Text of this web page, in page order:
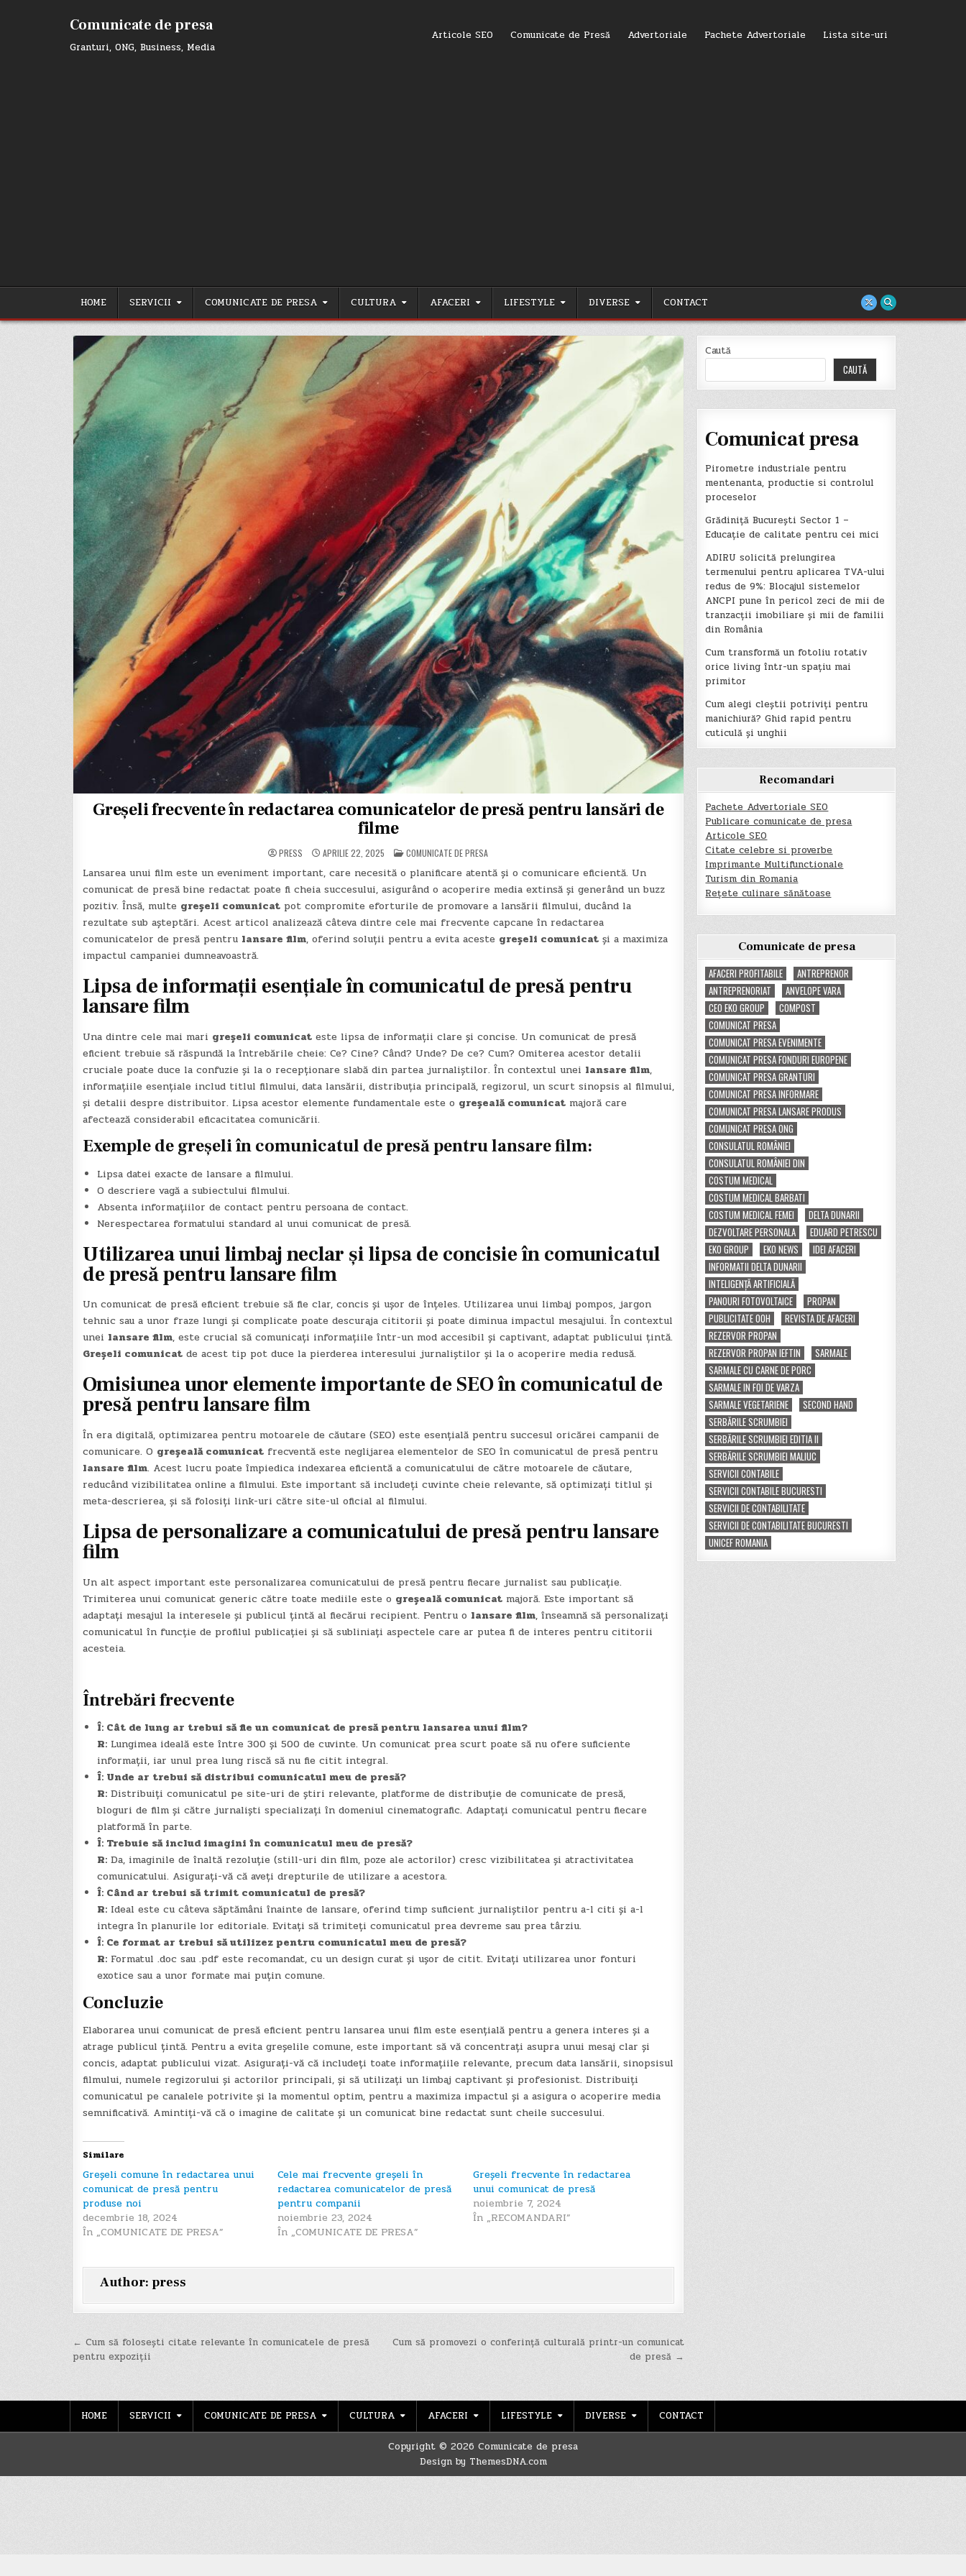
Comunicate de presa
Granturi, ONG, Business, Media
Articole SEO Comunicate de Presă Advertoriale Pachete Advertoriale Lista site-uri
HOME SERVICII COMUNICATE DE PRESA CULTURA AFACERI LIFESTYLE DIVERSE CONTACT
Greșeli frecvente în redactarea comunicatelor de presă pentru lansări de
filme
PRESS APRILIE 22, 2025 POSTED
COMUNICATE DE PRESA
Lansarea unui film este un eveniment important, care necesită o planificare atentă și o comunicare eficientă. Un
comunicat de presă bine redactat poate fi cheia succesului, asigurând o acoperire media extinsă și generând un buzz
pozitiv. Însă, multe greșeli comunicatpot compromite eforturile de promovare a lansării filmului, ducând la
rezultate sub așteptări. Acest articol analizează câteva dintre cele mai frecvente capcane în redactarea
comunicatelor de presă pentru lansare film, oferind soluții pentru a evita aceste greșeli comunicatși a maximiza
impactul campaniei dumneavoastră.
Lipsa de informații esențiale în comunicatul de presă pentru
lansare film
Una dintre cele mai mari greșeli comunicateste lipsa de informații clare și concise. Un comunicat de presă
eficient trebuie să răspundă la întrebările cheie: Ce? Cine? Când? Unde? De ce? Cum? Omiterea acestor detalii
cruciale poate duce la confuzie și la o recepționare slabă din partea jurnaliștilor. În contextul unei lansare film,
informațiile esențiale includ titlul filmului, data lansării, distribuția principală, regizorul, un scurt sinopsis al filmului,
și detalii despre distribuitor. Lipsa acestor elemente fundamentale este o greșeală comunicatmajoră care
afectează considerabil eficacitatea comunicării.
Exemple de greșeli în comunicatul de presă pentru lansare film:
Lipsa datei exacte de lansare a filmului.
O descriere vagă a subiectului filmului.
Absenta informațiilor de contact pentru persoana de contact.
Nerespectarea formatului standard al unui comunicat de presă.
Utilizarea unui limbaj neclar și lipsa de concisie în comunicatul
de presă pentru lansare film
Un comunicat de presă eficient trebuie să fie clar, concis și ușor de înțeles. Utilizarea unui limbaj pompos, jargon
tehnic sau a unor fraze lungi și complicate poate descuraja cititorii și poate diminua impactul mesajului. În contextul
unei lansare film, este crucial să comunicați informațiile într-un mod accesibil și captivant, adaptat publicului țintă.
Greșeli comunicatde acest tip pot duce la pierderea interesului jurnaliștilor și la o acoperire media redusă.
Omisiunea unor elemente importante de SEO în comunicatul de
presă pentru lansare film
În era digitală, optimizarea pentru motoarele de căutare (SEO) este esențială pentru succesul oricărei campanii de
comunicare. O greșeală comunicatfrecventă este neglijarea elementelor de SEO în comunicatul de presă pentru
lansare film. Acest lucru poate împiedica indexarea eficientă a comunicatului de către motoarele de căutare,
reducând vizibilitatea online a filmului. Este important să includeți cuvinte cheie relevante, să optimizați titlul și
meta-descrierea, și să folosiți link-uri către site-ul oficial al filmului.
Lipsa de personalizare a comunicatului de presă pentru lansare
film
Un alt aspect important este personalizarea comunicatului de presă pentru fiecare jurnalist sau publicație.
Trimiterea unui comunicat generic către toate mediile este o greșeală comunicatmajoră. Este important să
adaptați mesajul la interesele și publicul țintă al fiecărui recipient. Pentru o lansare film, înseamnă să personalizați
comunicatul în funcție de profilul publicației și să subliniați aspectele care ar putea fi de interes pentru cititorii
acesteia.
Întrebări frecvente
Î: Cât de lung ar trebui să fie un comunicat de presă pentru lansarea unui film?
R:Lungimea ideală este între 300 și 500 de cuvinte. Un comunicat prea scurt poate să nu ofere suficiente
informații, iar unul prea lung riscă să nu fie citit integral.
Î: Unde ar trebui să distribui comunicatul meu de presă?
R:Distribuiți comunicatul pe site-uri de știri relevante, platforme de distribuție de comunicate de presă,
bloguri de film și către jurnaliști specializați în domeniul cinematografic. Adaptați comunicatul pentru fiecare
platformă în parte.
Î: Trebuie să includ imagini în comunicatul meu de presă?
R:Da, imaginile de înaltă rezoluție (still-uri din film, poze ale actorilor) cresc vizibilitatea și atractivitatea
comunicatului. Asigurați-vă că aveți drepturile de utilizare a acestora.
Î: Când ar trebui să trimit comunicatul de presă?
R:Ideal este cu câteva săptămâni înainte de lansare, oferind timp suficient jurnaliștilor pentru a-l citi și a-l
integra în planurile lor editoriale. Evitați să trimiteți comunicatul prea devreme sau prea târziu.
Î: Ce format ar trebui să utilizez pentru comunicatul meu de presă?
R:Formatul .doc sau .pdf este recomandat, cu un design curat și ușor de citit. Evitați utilizarea unor fonturi
exotice sau a unor formate mai puțin comune.
Concluzie
Elaborarea unui comunicat de presă eficient pentru lansarea unui film este esențială pentru a genera interes și a
atrage publicul țintă. Pentru a evita greșelile comune, este important să vă concentrați asupra unui mesaj clar și
concis, adaptat publicului vizat. Asigurați-vă că includeți toate informațiile relevante, precum data lansării, sinopsisul
filmului, numele regizorului și actorilor principali, și să utilizați un limbaj captivant și profesionist. Distribuiți
comunicatul pe canalele potrivite și la momentul optim, pentru a maximiza impactul și a asigura o acoperire media
semnificativă. Amintiți-vă că o imagine de calitate și un comunicat bine redactat sunt cheile succesului.
Similare
Greșeli comune în redactarea unui
comunicat de presă pentru
produse noi
decembrie 18, 2024
În „COMUNICATE DE PRESA”
Cele mai frecvente greșeli în
redactarea comunicatelor de presă
pentru companii
noiembrie 23, 2024
În „COMUNICATE DE PRESA”
Greșeli frecvente în redactarea
unui comunicat de presă
noiembrie 7, 2024
În „RECOMANDARI”
Author: press
Navigare
în
Cum să promovezi o conferință culturală printr-un comunicat
de presă →
← Cum să folosești citate relevante în comunicatele de presă
pentru expoziții
Caută
CAUTĂ
Comunicat presa
Pirometre industriale pentru
mentenanta, productie si controlul
proceselor
Grădiniță București Sector 1 –
Educație de calitate pentru cei mici
ADIRU solicită prelungirea
termenului pentru aplicarea TVA-ului
redus de 9%: Blocajul sistemelor
ANCPI pune în pericol zeci de mii de
tranzacții imobiliare și mii de familii
din România
Cum transformă un fotoliu rotativ
orice living într-un spațiu mai
primitor
Cum alegi cleștii potriviți pentru
manichiură? Ghid rapid pentru
cuticulă și unghii
Recomandari
Pachete Advertoriale SEO
Publicare comunicate de presa
Articole SEO
Citate celebre si proverbe
Imprimante Multifunctionale
Turism din Romania
Rețete culinare sănătoase
Comunicate de presa
AFACERI PROFITABILE
ANTREPRENOR
ANTREPRENORIAT
ANVELOPE VARA
CEO EKO GROUP
COMPOST
COMUNICAT PRESA
COMUNICAT PRESA EVENIMENTE
COMUNICAT PRESA FONDURI EUROPENE
COMUNICAT PRESA GRANTURI
COMUNICAT PRESA INFORMARE
COMUNICAT PRESA LANSARE PRODUS
COMUNICAT PRESA ONG
CONSULATUL ROMÂNIEI
CONSULATUL ROMÂNIEI DIN
COSTUM MEDICAL
COSTUM MEDICAL BARBATI
COSTUM MEDICAL FEMEI
DELTA DUNARII
DEZVOLTARE PERSONALA
EDUARD PETRESCU
EKO GROUP
EKO NEWS
IDEI AFACERI
INFORMATII DELTA DUNARII
INTELIGENȚĂ ARTIFICIALĂ
PANOURI FOTOVOLTAICE
PROPAN
PUBLICITATE OOH
REVISTA DE AFACERI
REZERVOR PROPAN
REZERVOR PROPAN IEFTIN
SARMALE
SARMALE CU CARNE DE PORC
SARMALE IN FOI DE VARZA
SARMALE VEGETARIENE
SECOND HAND
SERBĂRILE SCRUMBIEI
SERBĂRILE SCRUMBIEI EDITIA II
SERBĂRILE SCRUMBIEI MALIUC
SERVICII CONTABILE
SERVICII CONTABILE BUCURESTI
SERVICII DE CONTABILITATE
SERVICII DE CONTABILITATE BUCURESTI
UNICEF ROMANIA
HOME SERVICII COMUNICATE DE PRESA CULTURA AFACERI LIFESTYLE DIVERSE CONTACT
Copyright © 2026 Comunicate de presa
Design by ThemesDNA.com